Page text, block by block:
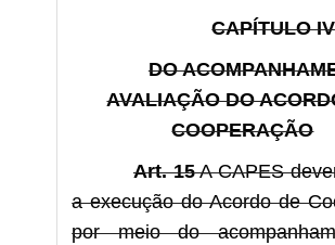
CAPÍTULO IV
DO
AVALIAÇÃO DO
COOPERAÇÃO
Art. 15A CAPES
a execução do Acordo de
por meio do